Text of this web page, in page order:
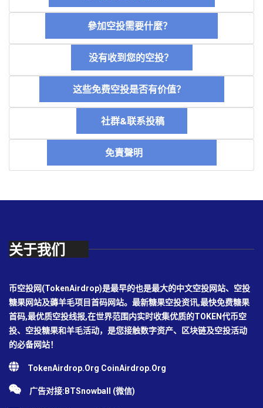
參加空投需要什麼？
没有收到您的空投？
这些免费空投是否有价值？
社群&联系投稿
免責聲明
关于我们
币空投网(TokenAirdrop)是最早的也是最大的中文空投网站、空投
糖果网站及薅羊毛项目首码网站。最新糖果空投资讯,最快免费糖果
首码,最优质空投线报,在世界范围内实时收集优质的TOKEN代币空
投、空投糖果和羊毛活动，是您接触数字资产、区块链及空投活动
的必备网站！
TokenAirdrop.Org CoinAirdrop.Org
广告对接:BTSnowball (微信)